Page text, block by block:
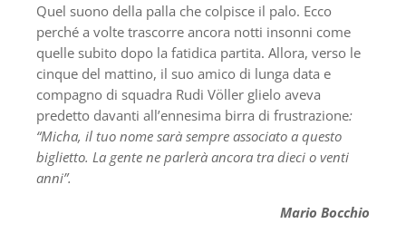
Quel suono della palla che colpisce il palo. Ecco
perché a volte trascorre ancora notti insonni come
quelle subito dopo la fatidica partita. Allora, verso le
cinque del mattino, il suo amico di lunga data e
compagno di squadra Rudi Völler glielo aveva
predetto davanti all’ennesima birra di frustrazione:
“Micha, il tuo nome sarà sempre associato a questo
biglietto. La gente ne parlerà ancora tra dieci o venti
anni”.
Mario Bocchio